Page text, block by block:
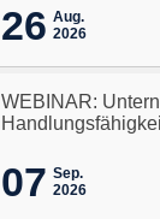
26 Aug.
2026
WEBINAR:
07 Sep.
2026